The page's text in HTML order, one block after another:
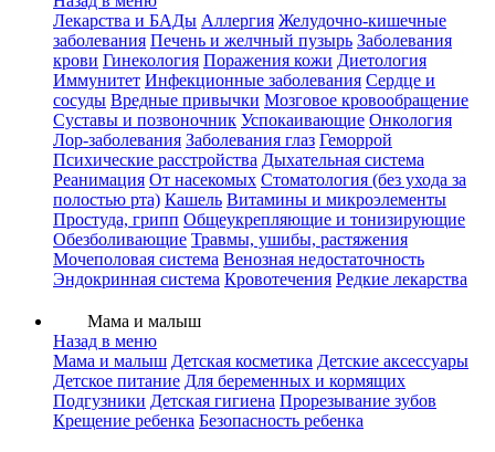
Лекарства и БАДы Аллергия Желудочно-кишечные
заболевания Печень и желчный пузырь Заболевания
крови Гинекология Поражения кожи Диетология
Иммунитет Инфекционные заболевания Сердце и
сосуды Вредные привычки Мозговое кровообращение
Суставы и позвоночник Успокаивающие Онкология
Лор-заболевания Заболевания глаз Геморрой
Психические расстройства Дыхательная система
Реанимация От насекомых Стоматология (без ухода за
полостью рта) Кашель Витамины и микроэлементы
Простуда, грипп Общеукрепляющие и тонизирующие
Обезболивающие Травмы, ушибы, растяжения
Мочеполовая система Венозная недостаточность
Эндокринная система Кровотечения Редкие лекарства
Мама и малыш
Назад в меню
Мама и малыш Детская косметика Детские аксессуары
Детское питание Для беременных и кормящих
Подгузники Детская гигиена Прорезывание зубов
Крещение ребенка Безопасность ребенка